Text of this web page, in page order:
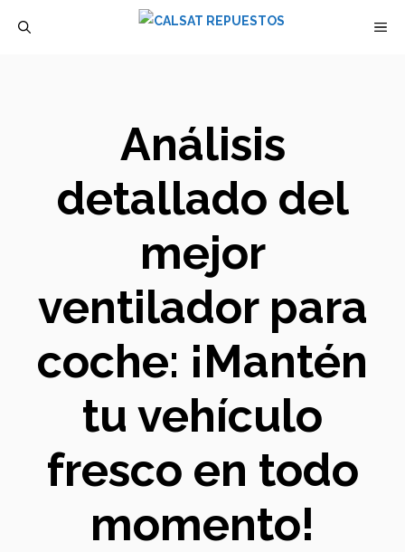
Análisis
detallado del
mejor
ventilador para
coche: ¡Mantén
tu vehículo
fresco en todo
momento!